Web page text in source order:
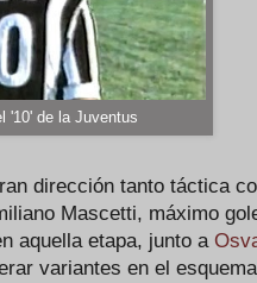
'10' de la Juventus
dirección tanto táctica
Mascetti, máximo
aquella etapa, junto a
variantes en el